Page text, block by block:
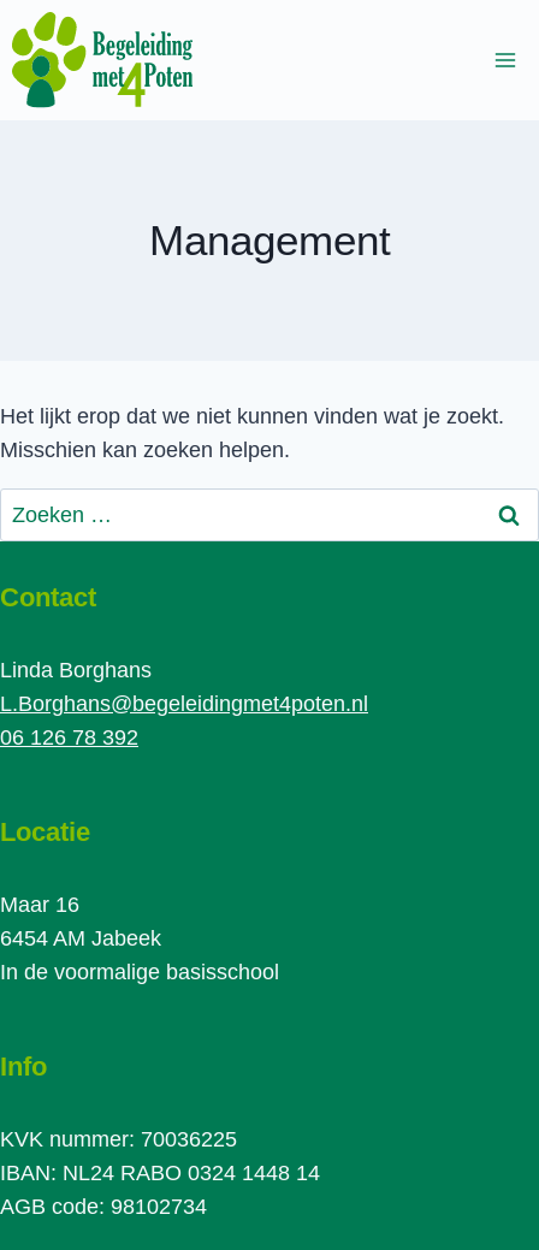
Doorgaan
naar
inhoud
Management
Het lijkt erop dat we niet kunnen vinden wat je zoekt.
Misschien kan zoeken helpen.
Zoeken
naar:
Contact
Linda Borghans
L.Borghans@begeleidingmet4poten.nl
06 126 78 392
Locatie
Maar 16
6454 AM Jabeek
In de voormalige basisschool
Info
KVK nummer: 70036225
IBAN: NL24 RABO 0324 1448 14
AGB code: 98102734